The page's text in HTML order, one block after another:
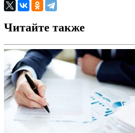
Читайте также